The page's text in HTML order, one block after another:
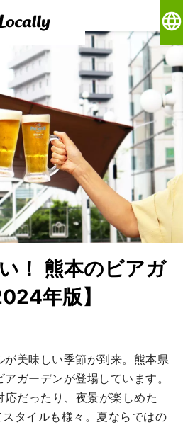
language
！ 熊本のビアガ
年版】
美味しい季節が到来。熊本県
ガーデンが登場しています。
応だったり、夜景が楽しめた
タイルも様々。夏ならではの